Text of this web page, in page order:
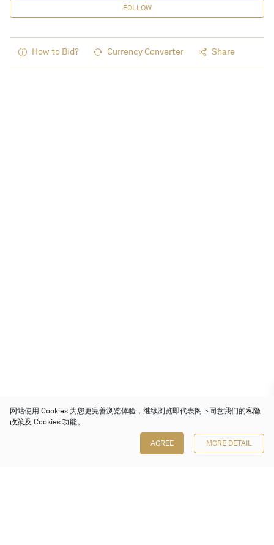
FOLLOW
How to Bid? Currency Converter Share
网站使用 Cookies 为您更完善浏览体验，继续浏览即代表阁下同意我们的私隐
政策及 Cookies 功能。
AGREE MORE DETAIL